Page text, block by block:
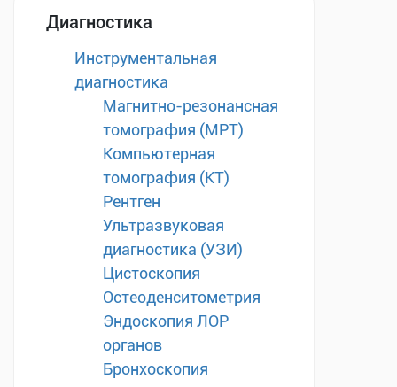
Диагностика
Инструментальная
диагностика
Магнитно-резонансная
томография (МРТ)
Компьютерная
томография (КТ)
Рентген
Ультразвуковая
диагностика (УЗИ)
Цистоскопия
Остеоденситометрия
Эндоскопия ЛОР
органов
Бронхоскопия